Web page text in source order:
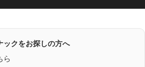
ックをお探しの方へ
ら